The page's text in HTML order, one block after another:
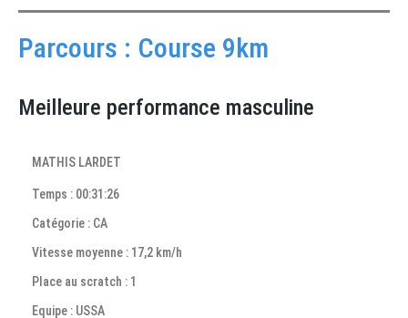
Parcours : Course 9km
Meilleure performance masculine
MATHIS LARDET
Temps : 00:31:26
Catégorie : CA
Vitesse moyenne : 17,2 km/h
Place au scratch : 1
Equipe : USSA